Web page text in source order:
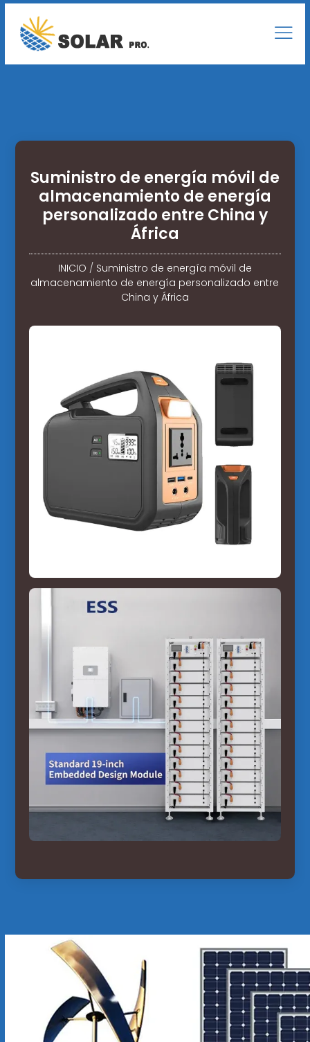
Suministro de energía móvil de
almacenamiento de energía
personalizado entre China y
África
INICIO / Suministro de energía móvil de
almacenamiento de energía personalizado entre
China y África